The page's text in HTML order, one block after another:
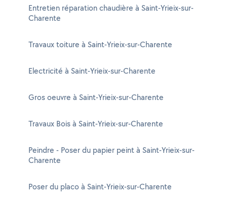
Entretien réparation chaudière à Saint-Yrieix-sur-
Charente
Travaux toiture à Saint-Yrieix-sur-Charente
Electricité à Saint-Yrieix-sur-Charente
Gros oeuvre à Saint-Yrieix-sur-Charente
Travaux Bois à Saint-Yrieix-sur-Charente
Peindre - Poser du papier peint à Saint-Yrieix-sur-
Charente
Poser du placo à Saint-Yrieix-sur-Charente